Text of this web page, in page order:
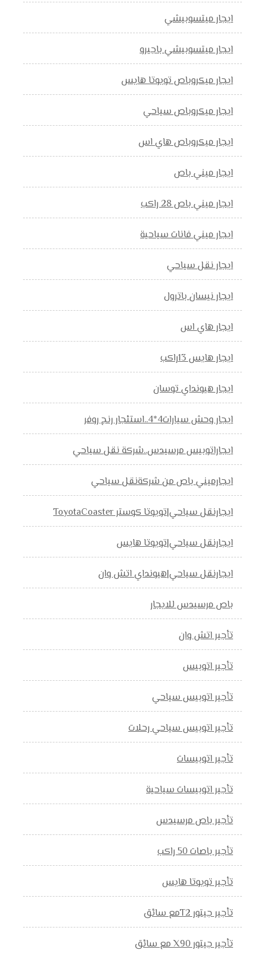
ايجار ميتسوبيشي
ايجار ميتسوبيشي باجيرو
ايجار ميكروباص تويوتا هايس
ايجار ميكروباص سياحي
ايجار ميكروباص هاي اس
ايجار ميني باص
ايجار ميني باص 28 راكب
ايجار ميني فانات سياحية
ايجار نقل سياحي
ايجار نيسان باترول
ايجار هاي اس
ايجار هايس 13راكب
ايجار هيونداي توسان
ايجار وحش سيارات4*4..استئجار رنج روفر
ايجاراتوبيس مرسيدس..شركة نقل سياحي
ايجارميني باص من شركةنقل سياحي
ايجارنقل سياحي|تويوتا كوستر ToyotaCoaster
ايجارنقل سياحي|تويوتا هايس
ايجارنقل سياحي|هيونداي اتش وان
باص مرسيدس للايجار
تأجير اتش وان
تأجير اتوبيس
تأجير اتوبيس سياحي
تأجير اتوبيس سياحي رحلات
تأجير اتوبيسات
تأجير اتوبيسات سياحية
تأجير باص مرسيدس
تأجير باصات 50 راكب
تأجير تويوتا هايس
تأجير جيتور T2مع سائق
تأجير جيتور X90 مع سائق